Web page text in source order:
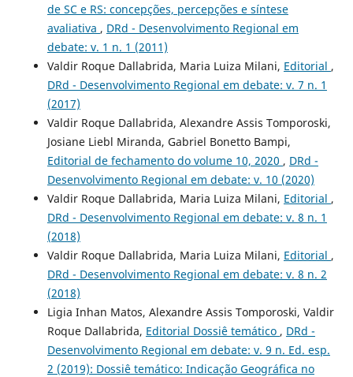
de SC e RS: concepções, percepções e síntese
avaliativa , DRd - Desenvolvimento Regional em
debate: v. 1 n. 1 (2011)
Valdir Roque Dallabrida, Maria Luiza Milani, Editorial ,
DRd - Desenvolvimento Regional em debate: v. 7 n. 1
(2017)
Valdir Roque Dallabrida, Alexandre Assis Tomporoski,
Josiane Liebl Miranda, Gabriel Bonetto Bampi,
Editorial de fechamento do volume 10, 2020 , DRd -
Desenvolvimento Regional em debate: v. 10 (2020)
Valdir Roque Dallabrida, Maria Luiza Milani, Editorial ,
DRd - Desenvolvimento Regional em debate: v. 8 n. 1
(2018)
Valdir Roque Dallabrida, Maria Luiza Milani, Editorial ,
DRd - Desenvolvimento Regional em debate: v. 8 n. 2
(2018)
Ligia Inhan Matos, Alexandre Assis Tomporoski, Valdir
Roque Dallabrida, Editorial Dossiê temático , DRd -
Desenvolvimento Regional em debate: v. 9 n. Ed. esp.
2 (2019): Dossiê temático: Indicação Geográfica no